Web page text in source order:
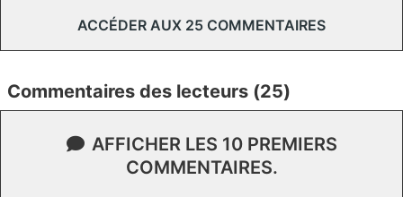
ACCÉDER AUX 25 COMMENTAIRES
Commentaires des lecteurs (25)
AFFICHER LES 10 PREMIERS
COMMENTAIRES.